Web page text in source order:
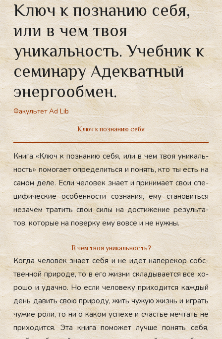
Ключ к познанию себя,
или в чем твоя
уникальность. Учебник к
семинару Адекватный
энергообмен.
Факультет Ad Lib
Ключ к познанию себя
Кни­га «Ключ к поз­на­нию се­бя, или в чем твоя уни­каль­
ность» по­мога­ет оп­ре­делить­ся и по­нять, кто ты есть на
са­мом де­ле. Ес­ли че­ловек зна­ет и при­нима­ет свои спе­
цифи­чес­кие осо­бен­ности соз­на­ния, ему ста­новить­ся
не­зачем тра­тить свои си­лы на дос­ти­жение ре­зуль­та­
тов, ко­торые на по­вер­ку ему вов­се и не нуж­ны.
В чем твоя уникальность?
Ког­да че­ловек зна­ет се­бя и не идет на­пере­кор собс­
твен­ной при­роде, то в его жиз­ни скла­дыва­ет­ся все хо­
рошо и удач­но. Но ес­ли че­лове­ку при­ходит­ся каж­дый
день да­вить свою при­роду, жить чу­жую жизнь и иг­рать
чу­жие ро­ли, то ни о ка­ком ус­пе­хе и счастье меч­тать не
при­ходит­ся. Эта кни­га по­может луч­ше по­нять се­бя,